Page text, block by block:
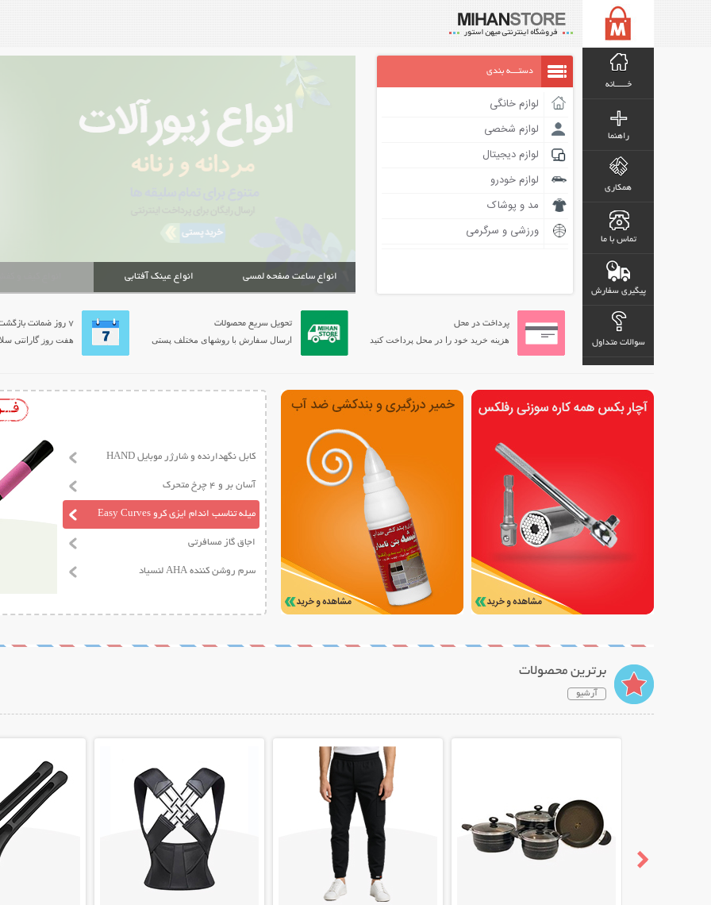
خـــــانه
راهنما
همکاری
تماس با ما
پیگیری سفارش
سوالات متداول
دستـــه بندی
لوازم خانگی
لوازم شخصی
لوازم دیجیتال
لوازم خودرو
مد و پوشاک
ورزشی و سرگرمی
انواع ساعت صفحه لمسی انواع عینک آفتابی
پرداخت در محل
هزینه خرید خود را در محل پرداخت کنید
تحویل سریع محصولات
ارسال سفارش با روشهای مختلف پستی
7 روز ضمانت بازگشت
هفت روز گارانتی
کابل نگهدارنده و شارژر موبایل HAND
آسان بر و 4 چرخ متحرک
میله تناسب اندام ایزی کرو Easy Curves
اجاق گاز مسافرتی
سرم روشن کننده AHA لنسیاد
برترین محصولات
آرشیو